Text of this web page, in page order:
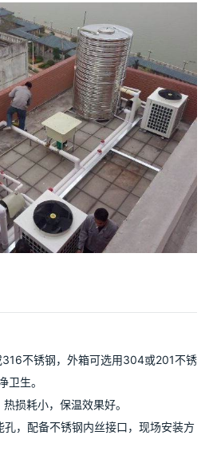
不锈钢，外箱可选用304或201不锈
卫生。
损耗小，保温效果好。
，配备不锈钢内丝接口，现场安装方